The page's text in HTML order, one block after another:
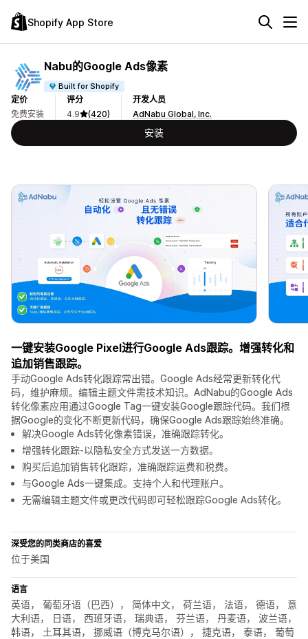
Shopify App Store
Nabu的Google Ads像素
Built for Shopify
定价
免费安装
评分
4.9
(420)
开发人员
AdNabu Global, Inc.
安装
一键安装Google Pixel进行Google Ads跟踪。增强转化和
追加销售跟踪。
手动Google Ads转化跟踪常出错。Google Ads经常更新转化代
码，维护麻烦。编辑主题文件需技术知识。AdNabu的Google Ads
转化像素应用通过Google Tag一键安装Google跟踪代码。我们根
据Google的变化不断更新代码，确保Google Ads跟踪始终准确。
解决Google Ads转化像素错误，准确跟踪转化。
增强转化跟踪-以隐私安全方式发送一方数据。
购买后追加销售转化跟踪，准确跟踪运费和税费。
与Google Ads一键集成。支持个人和代理账户。
无需编辑主题文件或更改代码即可轻松跟踪Google Ads转化。
深受您的同类商店的喜爱
位于美国
语言
英语， 葡萄牙语（巴西）， 简体中文， 荷兰语， 法语， 德语， 意
大利语， 日语， 西班牙语， 瑞典语， 芬兰语， 丹麦语， 波兰语，
韩语， 土耳其语， 挪威语（博克马尔语）， 捷克语， 泰语， 葡萄